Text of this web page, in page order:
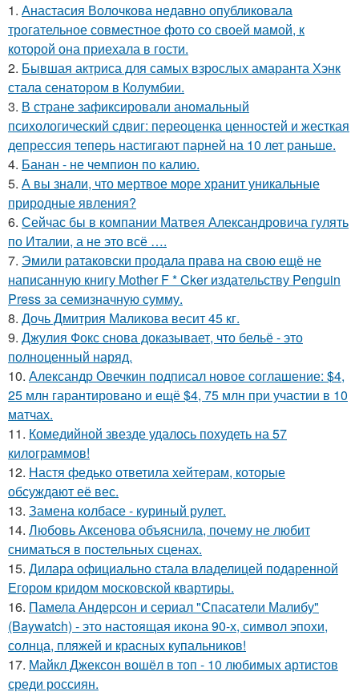
1. Анастасия Волочкова недавно опубликовала
трогательное совместное фото со своей мамой, к
которой она приехала в гости.
2. Бывшая актриса для самых взрослых амаранта Хэнк
стала сенатором в Колумбии.
3. В стране зафиксировали аномальный
психологический сдвиг: переоценка ценностей и жесткая
депрессия теперь настигают парней на 10 лет раньше.
4. Банан - не чемпион по калию.
5. А вы знали, что мертвое море хранит уникальные
природные явления?
6. Сейчас бы в компании Матвея Александровича гулять
по Италии, а не это всё ….
7. Эмили ратаковски продала права на свою ещё не
написанную книгу Mother F * Cker издательству Penguin
Press за семизначную сумму.
8. Дочь Дмитрия Маликова весит 45 кг.
9. Джулия Фокс снова доказывает, что бельё - это
полноценный наряд.
10. Александр Овечкин подписал новое соглашение: $4,
25 млн гарантировано и ещё $4, 75 млн при участии в 10
матчах.
11. Комедийной звезде удалось похудеть на 57
килограммов!
12. Настя федько ответила хейтерам, которые
обсуждают её вес.
13. Замена колбасе - куриный рулет.
14. Любовь Аксенова объяснила, почему не любит
сниматься в постельных сценах.
15. Дилара официально стала владелицей подаренной
Егором кридом московской квартиры.
16. Памела Андерсон и сериал "Спасатели Малибу"
(Baywatch) - это настоящая икона 90-х, символ эпохи,
солнца, пляжей и красных купальников!
17. Майкл Джексон вошёл в топ - 10 любимых артистов
среди россиян.